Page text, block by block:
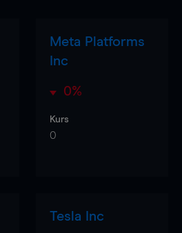
Meta Platforms
Inc
0%
Kurs
0
Tesla Inc